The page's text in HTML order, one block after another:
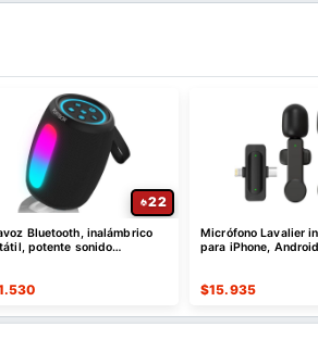
22
Bluetooth, inalámbrico
potente sonido
Micrófono Lavalier
para iPhone,
$15.935